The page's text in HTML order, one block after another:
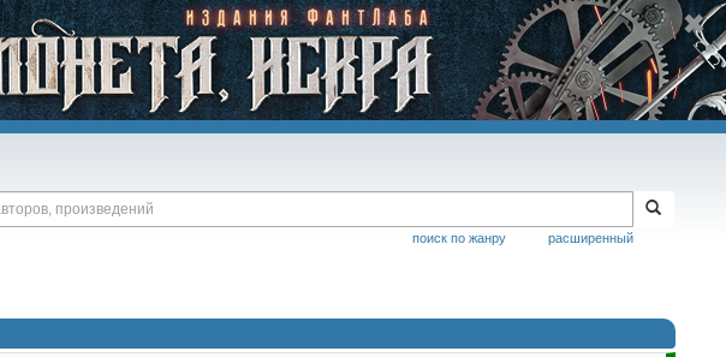
расширенный
поиск по жанру